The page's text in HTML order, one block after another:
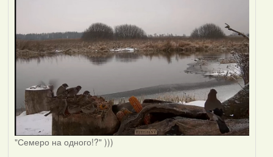
"Семеро на одного!?" )))